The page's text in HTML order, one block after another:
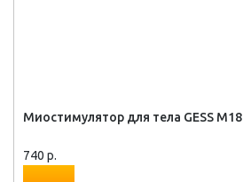
Миостимулятор для тела GESS M18
740 р.